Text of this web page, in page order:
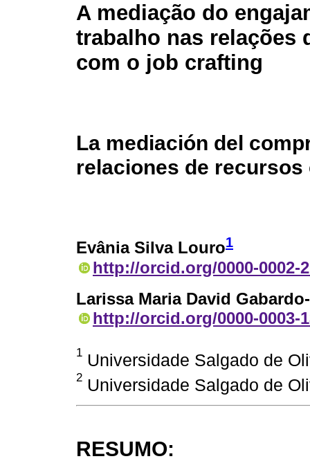
A mediação do
trabalho nas relações
com o job crafting
La mediación del
relaciones de
Evânia Silva Louro1
http://orcid.org/0000-0002-
Larissa Maria David
http://orcid.org/0000-0003-
1 Universidade Salgado de
2 Universidade Salgado de
RESUMO: